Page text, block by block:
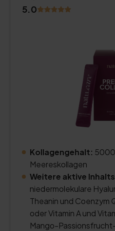
5.0
Kollagengehalt:
Meereskollagen
Weitere aktive
niedermolekulare
Theanin und Coenzym
oder Vitamin A und
Mango-